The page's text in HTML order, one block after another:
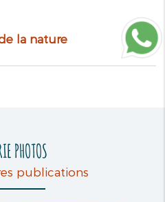
la nature
PHOTOS
publications